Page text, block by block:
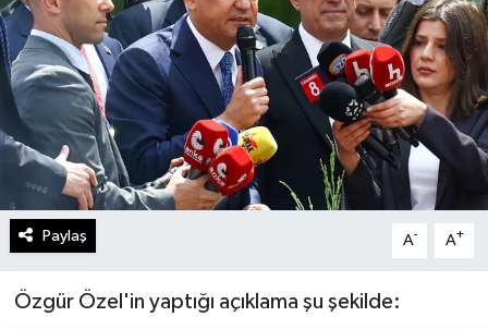
Paylaş A- A+
Özgür Özel'in yaptığı açıklama şu şekilde: